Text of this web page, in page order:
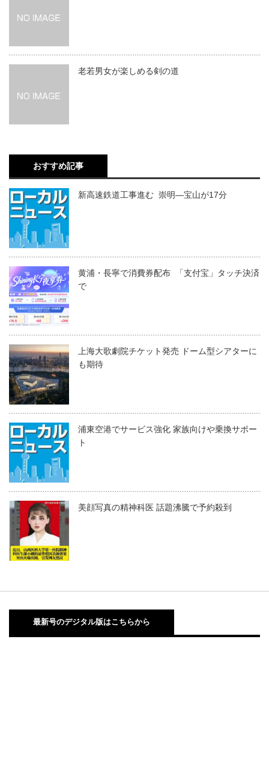
老若男女が楽しめる剣の道
おすすめ記事
新高速鉄道工事進む 崇明―宝山が17分
黄浦・長寧で消費券配布 「支付宝」タッチ決済
で
上海大歌劇院チケット発売 ドーム型シアターに
も期待
浦東空港でサービス強化 家族向けや乗換サポー
ト
美顔写真の精神科医 話題沸騰で予約殺到
最新号のデジタル版はこちらから